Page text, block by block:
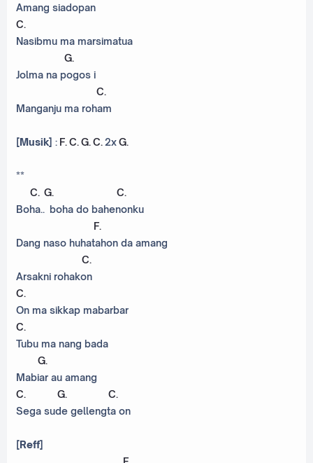
Amang siadopan
C.
Nasibmu ma marsimatua
G.
Jolma na pogos i
C.
Manganju ma roham
[Musik] : F. C. G. C. 2xG.
**
C. G. C.
Boha.. boha do bahenonku
F.
Dang naso huhatahon da amang
C.
Arsakni rohakon
C.
On ma sikkap mabarbar
C.
Tubu ma nang bada
G.
Mabiar au amang
C. G. C.
Sega sude gellengta on
[Reff]